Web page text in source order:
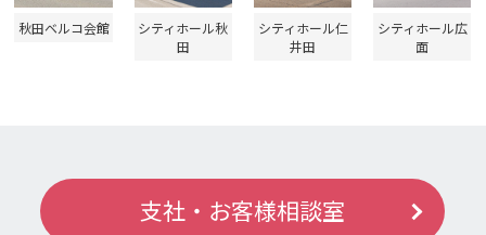
秋田ベルコ会館
シティホール秋
田
シティホール仁
井田
シティホール広
面
支社・お客様相談室